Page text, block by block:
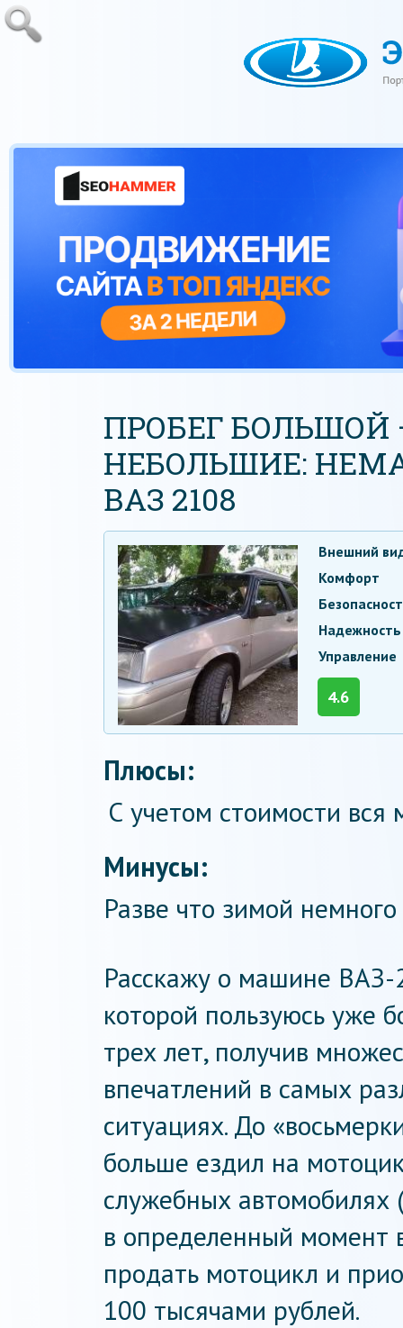
ПРОБЕГ
НЕБОЛЬШИЕ:
ВАЗ 2108
Внешний
Комфорт
Надежность
Управление
4.6
Плюсы:
С учетом стоимости
Минусы:
Разве что зимой
Расскажу о машине ВАЗ-
которой пользуюсь уже
трех лет, получив
впечатлений в самых
ситуациях. До
больше ездил на
служебных
в определенный момент
продать мотоцикл и
100 тысячами рублей.